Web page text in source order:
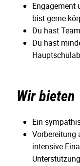
Engagement
bist gerne
Du hast
Du hast
Wir bieten
Ein
Vorbereitung
intensive
Unterstützung